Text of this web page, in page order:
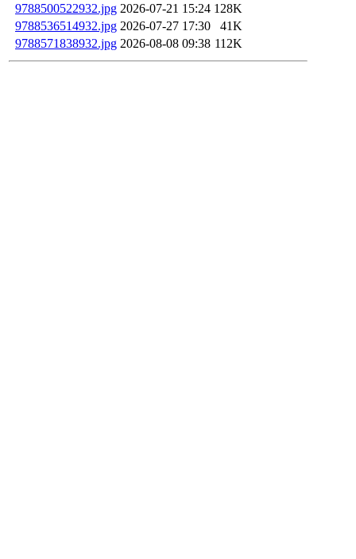
9788500522932.jpg 2026-07-21 15:24 128K
9788536514932.jpg 2026-07-27 17:30
41K
9788571838932.jpg 2026-08-08 09:38 112K